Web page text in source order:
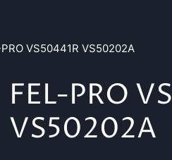
PRO VS50441R VS50202A
FEL-PRO
VS50202A